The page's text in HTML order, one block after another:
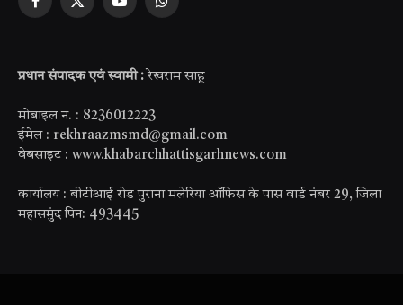
Facebook
X
YouTubeWhatsApp
प्रधान संपादक एवं स्वामी : रेखराम साहू
मोबाइल न. : 8236012223
ईमेल : rekhraazmsmd@gmail.com
वेबसाइट : www.khabarchhattisgarhnews.com
कार्यालय : बीटीआई रोड पुराना मलेरिया ऑफिस के पास वार्ड नंबर 29, जिला
महासमुंद पिन: 493445